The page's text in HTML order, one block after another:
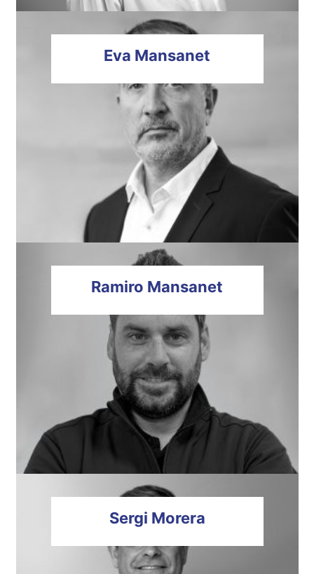
Eva Mansanet
Ramiro Mansanet
Sergi Morera